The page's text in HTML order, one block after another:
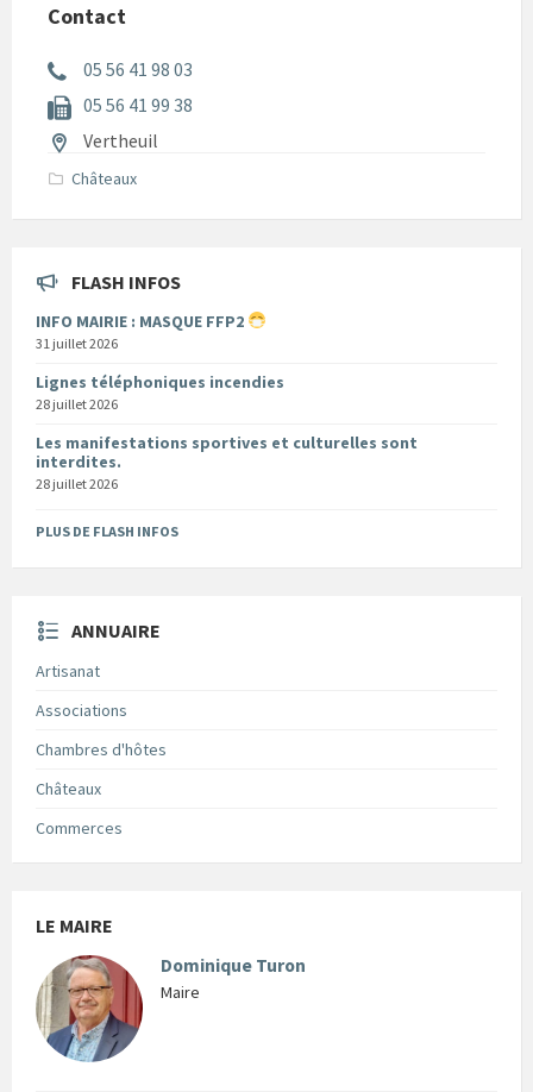
Contact
05 56 41 98 03
05 56 41 99 38
Vertheuil
Châteaux
FLASH INFOS
INFO MAIRIE : MASQUE FFP2
31 juillet 2026
Lignes téléphoniques incendies
28 juillet 2026
Les manifestations sportives et culturelles sont
interdites.
28 juillet 2026
PLUS DE FLASH INFOS
ANNUAIRE
Artisanat
Associations
Chambres d'hôtes
Châteaux
Commerces
LE MAIRE
Dominique Turon
Maire